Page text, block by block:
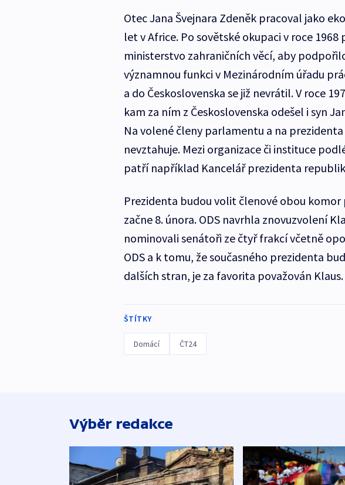
Otec Jana Švejnara Zdeněk pracoval jako
let v Africe. Po sovětské okupaci v roce 1968
ministerstvo zahraničních věcí, aby
významnou funkci v Mezinárodním úřadu
a do Československa se již nevrátil. V roce
kam za ním z Československa odešel i syn
Na volené členy parlamentu a na
nevztahuje. Mezi organizace či instituce
patří například Kancelář prezidenta
Prezidenta budou volit členové obou
začne 8. února. ODS navrhla znovuzvolení
nominovali senátoři ze čtyř frakcí včetně
ODS a k tomu, že současného prezidenta
dalších stran, je za favorita považován Klaus.
ŠTÍTKY
Domácí ČT24
Výběr redakce